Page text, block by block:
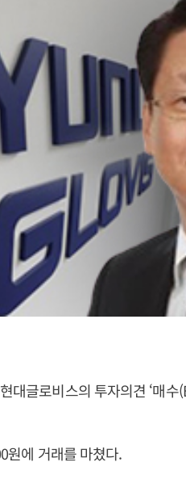
글로비스의 투자의견 ‘매수
원에 거래를 마쳤다.